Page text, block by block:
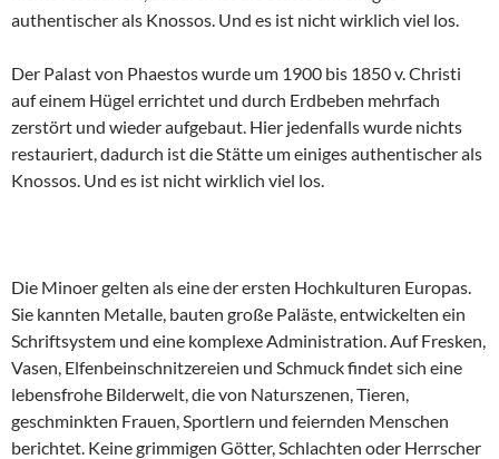
authentischer als Knossos. Und es ist nicht wirklich viel los.
Der Palast von Phaestos wurde um 1900 bis 1850 v. Christi
auf einem Hügel errichtet und durch Erdbeben mehrfach
zerstört und wieder aufgebaut. Hier jedenfalls wurde nichts
restauriert, dadurch ist die Stätte um einiges authentischer als
Knossos. Und es ist nicht wirklich viel los.
Die Minoer gelten als eine der ersten Hochkulturen Europas.
Sie kannten Metalle, bauten große Paläste, entwickelten ein
Schriftsystem und eine komplexe Administration. Auf Fresken,
Vasen, Elfenbeinschnitzereien und Schmuck findet sich eine
lebensfrohe Bilderwelt, die von Naturszenen, Tieren,
geschminkten Frauen, Sportlern und feiernden Menschen
berichtet. Keine grimmigen Götter, Schlachten oder Herrscher